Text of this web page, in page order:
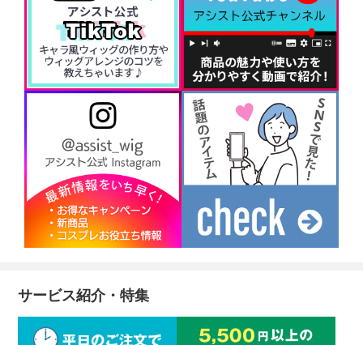
サービス紹介・特集